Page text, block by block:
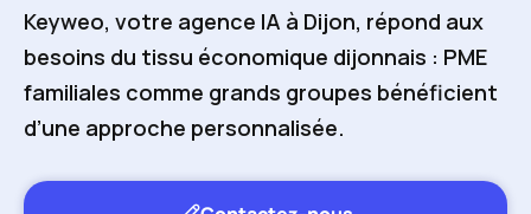
Keyweo, votre agence IA à Dijon, répond aux
besoins du tissu économique dijonnais : PME
familiales comme grands groupes bénéficient
d’une approche personnalisée.